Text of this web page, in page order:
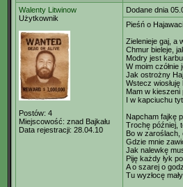
Walenty Litwinow
Użytkownik
Postów: 4
Miejscowość: znad Bajkału
Data rejestracji: 28.04.10
Dodane dnia
Pieśń o
Zielenieje gaj, a
Chmur bieleje,
Modry jest
W moim czółnie
Jak ostrożny
Wstecz wiosłuję
Mam w kieszeni
I w kapciuchu
Napcham fajkę
Trochę później,
Bo w zaroślach,
Gdzie mnie
Jak nalewkę
Piję każdy łyk
A o szarej o
Tu wyzłocę